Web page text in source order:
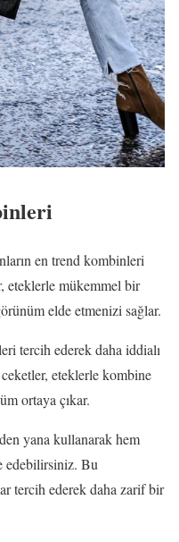
en trend kombinleri
eteklerle mükemmel bir
elde etmenizi sağlar.
tercih ederek daha iddialı
eteklerle kombine
ortaya çıkar.
yana kullanarak hem
edebilirsiniz. Bu
tercih ederek daha zarif bir